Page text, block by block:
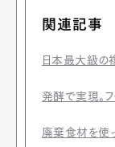
関連記事
日本最大級の
発酵で実現。フ
廃棄食材を使